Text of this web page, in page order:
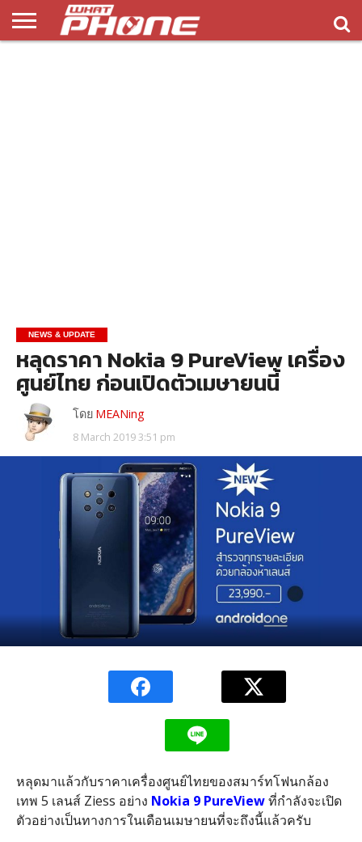
NEWS & UPDATE
หลุดราคา Nokia 9 PureView เครื่อง
ศูนย์ไทย ก่อนเปิดตัวเมษายนนี้
โดย MEANing
8 March 2019 3:51 pm
หลุดมาแล้วกับราคาเครื่องศูนย์ไทยของสมาร์ทโฟนกล้อง
เทพ 5 เลนส์ Ziess อย่าง Nokia 9 PureView ที่กำลังจะเปิด
ตัวอย่างเป็นทางการในเดือนเมษายนที่จะถึงนี้แล้วครับ